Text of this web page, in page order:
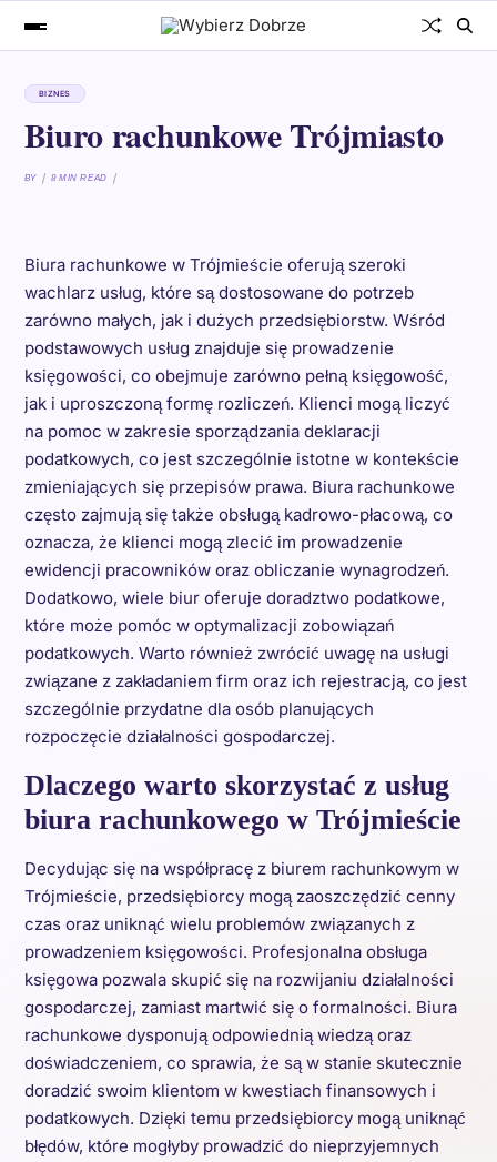
BIZNES
Biuro rachunkowe Trójmiasto
BY 8 MIN READ
Biura rachunkowe w Trójmieście oferują szeroki
wachlarz usług, które są dostosowane do potrzeb
zarówno małych, jak i dużych przedsiębiorstw. Wśród
podstawowych usług znajduje się prowadzenie
księgowości, co obejmuje zarówno pełną księgowość,
jak i uproszczoną formę rozliczeń. Klienci mogą liczyć
na pomoc w zakresie sporządzania deklaracji
podatkowych, co jest szczególnie istotne w kontekście
zmieniających się przepisów prawa. Biura rachunkowe
często zajmują się także obsługą kadrowo-płacową, co
oznacza, że klienci mogą zlecić im prowadzenie
ewidencji pracowników oraz obliczanie wynagrodzeń.
Dodatkowo, wiele biur oferuje doradztwo podatkowe,
które może pomóc w optymalizacji zobowiązań
podatkowych. Warto również zwrócić uwagę na usługi
związane z zakładaniem firm oraz ich rejestracją, co jest
szczególnie przydatne dla osób planujących
rozpoczęcie działalności gospodarczej.
Dlaczego warto skorzystać z usług
biura rachunkowego w Trójmieście
Decydując się na współpracę z biurem rachunkowym w
Trójmieście, przedsiębiorcy mogą zaoszczędzić cenny
czas oraz uniknąć wielu problemów związanych z
prowadzeniem księgowości. Profesjonalna obsługa
księgowa pozwala skupić się na rozwijaniu działalności
gospodarczej, zamiast martwić się o formalności. Biura
rachunkowe dysponują odpowiednią wiedzą oraz
doświadczeniem, co sprawia, że są w stanie skutecznie
doradzić swoim klientom w kwestiach finansowych i
podatkowych. Dzięki temu przedsiębiorcy mogą uniknąć
błędów, które mogłyby prowadzić do nieprzyjemnych